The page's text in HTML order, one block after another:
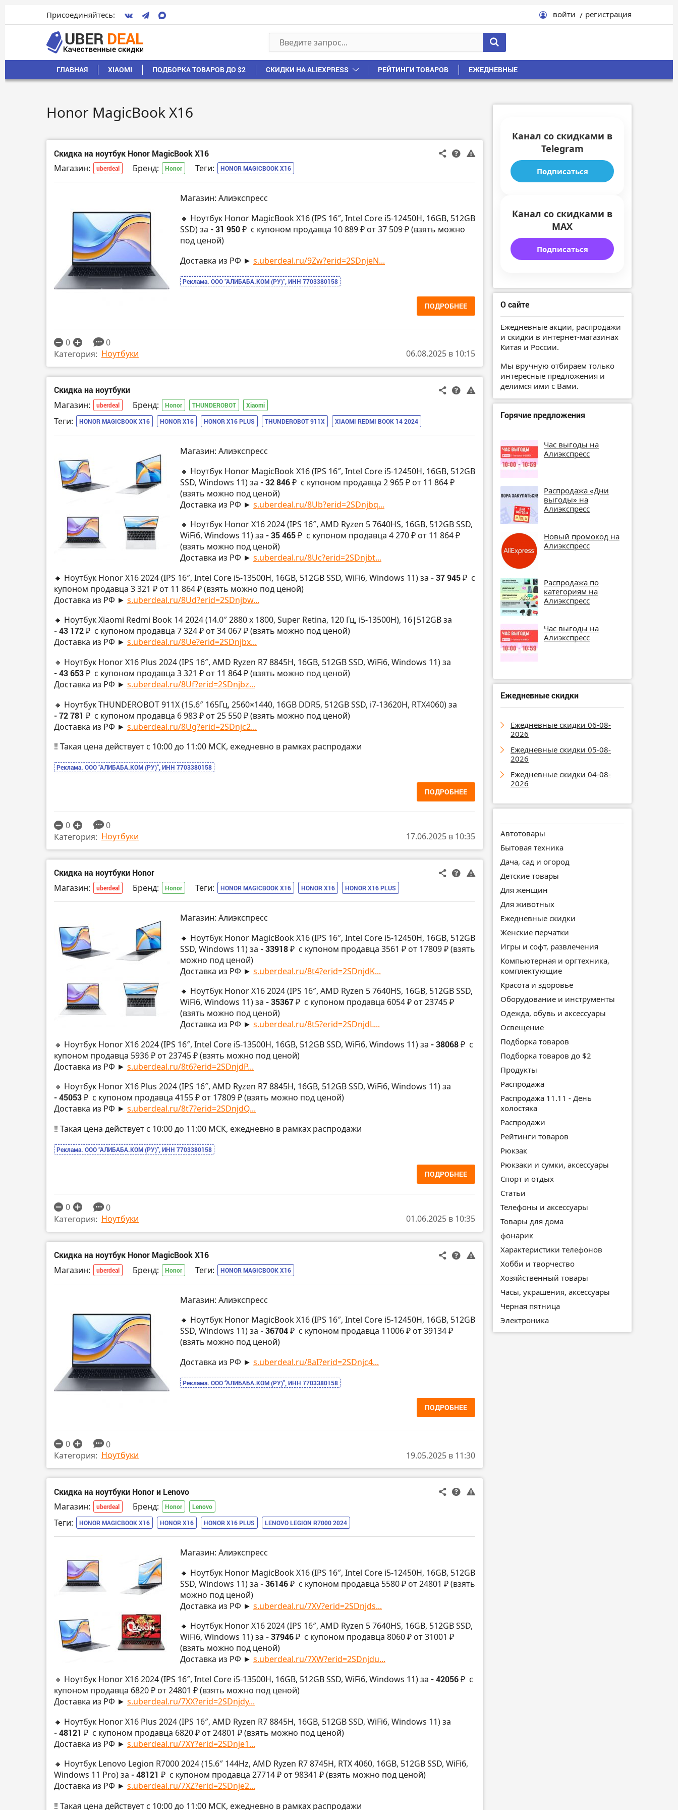
Присоединяйтесь: войти регистрация
ГЛАВНАЯ XIAOMI ПОДБОРКА ТОВАРОВ ДО $2 СКИДКИ НА ALIEXPRESS РЕЙТИНГИ ТОВАРОВ ЕЖЕДНЕВНЫЕ
Honor MagicBook X16
Скидка на ноутбук Honor MagicBook X16
Магазин: uberdeal Бренд: Honor Теги: HONOR MAGICBOOK X16
Магазин: Алиэкспресс
🔸 Ноутбук Honor MagicBook X16 (IPS 16″, Intel Core i5-12450H, 16GB, 512GB
SSD) за - 31 950 ₽ с купоном продавца 10 889 ₽ от 37 509 ₽ (взять можно
под ценой)
Доставка из РФ ► s.uberdeal.ru/9Zw?erid=2SDnjeN...
Реклама. ООО “АЛИБАБА.КОМ (РУ)”, ИНН 7703380158
ПОДРОБНЕЕ
0
0
Категория: Ноутбуки 06.08.2025 в 10:15
Скидка на ноутбуки
Магазин: uberdeal Бренд: Honor THUNDEROBOT Xiaomi
Теги: HONOR MAGICBOOK X16 HONOR X16 HONOR X16 PLUS THUNDEROBOT 911X XIAOMI REDMI BOOK 14 2024
Магазин: Алиэкспресс
🔸 Ноутбук Honor MagicBook X16 (IPS 16″, Intel Core i5-12450H, 16GB, 512GB
SSD, Windows 11) за - 32 846 ₽ с купоном продавца 2 965 ₽ от 11 864 ₽
(взять можно под ценой)
Доставка из РФ ► s.uberdeal.ru/8Ub?erid=2SDnjbq...
🔸 Ноутбук Honor X16 2024 (IPS 16″, AMD Ryzen 5 7640HS, 16GB, 512GB SSD,
WiFi6, Windows 11) за - 35 465 ₽ с купоном продавца 4 270 ₽ от 11 864 ₽
(взять можно под ценой)
Доставка из РФ ► s.uberdeal.ru/8Uc?erid=2SDnjbt...
🔸 Ноутбук Honor X16 2024 (IPS 16″, Intel Core i5-13500H, 16GB, 512GB SSD, WiFi6, Windows 11) за - 37 945 ₽ с
купоном продавца 3 321 ₽ от 11 864 ₽ (взять можно под ценой)
Доставка из РФ ► s.uberdeal.ru/8Ud?erid=2SDnjbw...
🔸 Ноутбук Xiaomi Redmi Book 14 2024 (14.0″ 2880 x 1800, Super Retina, 120 Гц, i5-13500H), 16|512GB за
- 43 172 ₽ с купоном продавца 7 324 ₽ от 34 067 ₽ (взять можно под ценой)
Доставка из РФ ► s.uberdeal.ru/8Ue?erid=2SDnjbx...
🔸 Ноутбук Honor X16 Plus 2024 (IPS 16″, AMD Ryzen R7 8845H, 16GB, 512GB SSD, WiFi6, Windows 11) за
- 43 653 ₽ с купоном продавца 3 321 ₽ от 11 864 ₽ (взять можно под ценой)
Доставка из РФ ► s.uberdeal.ru/8Uf?erid=2SDnjbz...
🔸 Ноутбук THUNDEROBOT 911X (15.6″ 165Гц, 2560×1440, 16GB DDR5, 512GB SSD, i7-13620H, RTX4060) за
- 72 781 ₽ с купоном продавца 6 983 ₽ от 25 550 ₽ (взять можно под ценой)
Доставка из РФ ► s.uberdeal.ru/8Ug?erid=2SDnjc2...
‼️ Такая цена действует с 10:00 до 11:00 МСК, ежедневно в рамках распродажи
Реклама. ООО “АЛИБАБА.КОМ (РУ)”, ИНН 7703380158
ПОДРОБНЕЕ
0
0
Категория: Ноутбуки 17.06.2025 в 10:35
Скидка на ноутбуки Honor
Магазин: uberdeal Бренд: Honor Теги: HONOR MAGICBOOK X16 HONOR X16 HONOR X16 PLUS
Магазин: Алиэкспресс
🔸 Ноутбук Honor MagicBook X16 (IPS 16″, Intel Core i5-12450H, 16GB, 512GB
SSD, Windows 11) за - 33918 ₽ с купоном продавца 3561 ₽ от 17809 ₽ (взять
можно под ценой)
Доставка из РФ ► s.uberdeal.ru/8t4?erid=2SDnjdK...
🔸 Ноутбук Honor X16 2024 (IPS 16″, AMD Ryzen 5 7640HS, 16GB, 512GB SSD,
WiFi6, Windows 11) за - 35367 ₽ с купоном продавца 6054 ₽ от 23745 ₽
(взять можно под ценой)
Доставка из РФ ► s.uberdeal.ru/8t5?erid=2SDnjdL...
🔸 Ноутбук Honor X16 2024 (IPS 16″, Intel Core i5-13500H, 16GB, 512GB SSD, WiFi6, Windows 11) за - 38068 ₽ с
купоном продавца 5936 ₽ от 23745 ₽ (взять можно под ценой)
Доставка из РФ ► s.uberdeal.ru/8t6?erid=2SDnjdP...
🔸 Ноутбук Honor X16 Plus 2024 (IPS 16″, AMD Ryzen R7 8845H, 16GB, 512GB SSD, WiFi6, Windows 11) за
- 45053 ₽ с купоном продавца 4155 ₽ от 17809 ₽ (взять можно под ценой)
Доставка из РФ ► s.uberdeal.ru/8t7?erid=2SDnjdQ...
‼️ Такая цена действует с 10:00 до 11:00 МСК, ежедневно в рамках распродажи
Реклама. ООО “АЛИБАБА.КОМ (РУ)”, ИНН 7703380158
ПОДРОБНЕЕ
0
0
Категория: Ноутбуки 01.06.2025 в 10:35
Скидка на ноутбук Honor MagicBook X16
Магазин: uberdeal Бренд: Honor Теги: HONOR MAGICBOOK X16
Магазин: Алиэкспресс
🔸 Ноутбук Honor MagicBook X16 (IPS 16″, Intel Core i5-12450H, 16GB, 512GB
SSD, Windows 11) за - 36704 ₽ с купоном продавца 11006 ₽ от 39134 ₽
(взять можно под ценой)
Доставка из РФ ► s.uberdeal.ru/8aI?erid=2SDnjc4...
Реклама. ООО “АЛИБАБА.КОМ (РУ)”, ИНН 7703380158
ПОДРОБНЕЕ
0
0
Категория: Ноутбуки 19.05.2025 в 11:30
Скидка на ноутбуки Honor и Lenovo
Магазин: uberdeal Бренд: Honor Lenovo
Теги: HONOR MAGICBOOK X16 HONOR X16 HONOR X16 PLUS LENOVO LEGION R7000 2024
Магазин: Алиэкспресс
🔸 Ноутбук Honor MagicBook X16 (IPS 16″, Intel Core i5-12450H, 16GB, 512GB
SSD, Windows 11) за - 36146 ₽ с купоном продавца 5580 ₽ от 24801 ₽ (взять
можно под ценой)
Доставка из РФ ► s.uberdeal.ru/7XV?erid=2SDnjds...
🔸 Ноутбук Honor X16 2024 (IPS 16″, AMD Ryzen 5 7640HS, 16GB, 512GB SSD,
WiFi6, Windows 11) за - 37946 ₽ с купоном продавца 8060 ₽ от 31001 ₽
(взять можно под ценой)
Доставка из РФ ► s.uberdeal.ru/7XW?erid=2SDnjdu...
🔸 Ноутбук Honor X16 2024 (IPS 16″, Intel Core i5-13500H, 16GB, 512GB SSD, WiFi6, Windows 11) за - 42056 ₽ с
купоном продавца 6820 ₽ от 24801 ₽ (взять можно под ценой)
Доставка из РФ ► s.uberdeal.ru/7XX?erid=2SDnjdy...
🔸 Ноутбук Honor X16 Plus 2024 (IPS 16″, AMD Ryzen R7 8845H, 16GB, 512GB SSD, WiFi6, Windows 11) за
- 48121 ₽ с купоном продавца 6820 ₽ от 24801 ₽ (взять можно под ценой)
Доставка из РФ ► s.uberdeal.ru/7XY?erid=2SDnje1...
🔸 Ноутбук Lenovo Legion R7000 2024 (15.6″ 144Hz, AMD Ryzen R7 8745H, RTX 4060, 16GB, 512GB SSD, WiFi6,
Windows 11 Pro) за - 48121 ₽ с купоном продавца 27714 ₽ от 98341 ₽ (взять можно под ценой)
Доставка из РФ ► s.uberdeal.ru/7XZ?erid=2SDnje2...
‼️ Такая цена действует с 10:00 до 11:00 МСК, ежедневно в рамках распродажи
Канал со скидками в
Telegram
Подписаться
Канал со скидками в
MAX
Подписаться
О сайте
Ежедневные акции, распродажи
и скидки в интернет-магазинах
Китая и России.
Мы вручную отбираем только
интересные предложения и
делимся ими с Вами.
Горячие предложения
Час выгоды на
Алиэкспресс
Распродажа «Дни
выгоды» на
Алиэкспресс
Новый промокод на
Алиэкспресс
Распродажа по
категориям на
Алиэкспресс
Час выгоды на
Алиэкспресс
Ежедневные скидки
Ежедневные скидки 06-08-
2026
Ежедневные скидки 05-08-
2026
Ежедневные скидки 04-08-
2026
Автотовары
Бытовая техника
Дача, сад и огород
Детские товары
Для женщин
Для животных
Ежедневные скидки
Женские перчатки
Игры и софт, развлечения
Компьютерная и оргтехника,
комплектующие
Красота и здоровье
Оборудование и инструменты
Одежда, обувь и аксессуары
Освещение
Подборка товаров
Подборка товаров до $2
Продукты
Распродажа
Распродажа 11.11 - День
холостяка
Распродажи
Рейтинги товаров
Рюкзак
Рюкзаки и сумки, аксессуары
Спорт и отдых
Статьи
Телефоны и аксессуары
Товары для дома
фонарик
Характеристики телефонов
Хобби и творчество
Хозяйственный товары
Часы, украшения, аксессуары
Черная пятница
Электроника